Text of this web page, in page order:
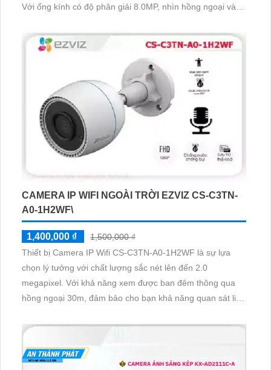
Với ống kính có độ phân giải 8.0MP, nhìn hồng ngoại vào
CAMERA IP WIFI NGOÀI TRỜI EZVIZ CS-C3TN-
A0-1H2WF\
1,400,000 ₫
1,500,000 ₫
Thiết bị Camera IP Wifi CS-C3TN-A0-1H2WF là sự lựa
chọn lý tưởng với chất lượng sắc nét lên đến 2.0
megapixel. Với khả năng xem được ban đêm thông qua
hồng ngoại 30m, đảm bảo cho bạn khả năng quan sát liên
truy cập dễ dàng mà không bị giảm chất lượng